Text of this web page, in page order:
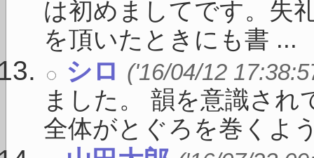
は初めましてです。失
を頂いたときにも書 ...
シロ ('16/04/12
ました。 韻を意識さ
全体がとぐろを巻くよ